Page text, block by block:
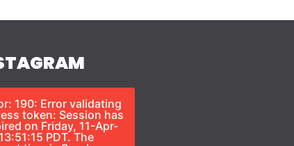
190: Error validating
token: Session has
on Friday, 11-Apr-
PDT. The